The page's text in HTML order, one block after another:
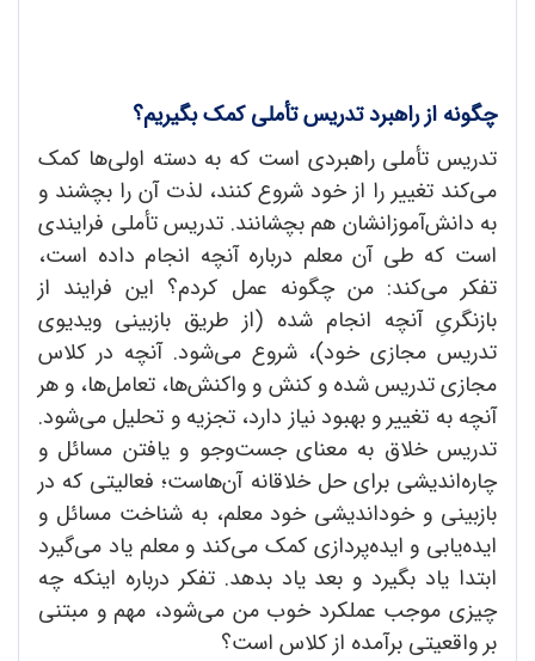
چگونه از راهبرد تدریس تأملی کمک بگیریم؟
تدریس تأملی راهبردی است که به دسته اولی‌ها کمک
می‌کند تغییر را از خود شروع کنند، لذت آن را بچشند و
به دانش‌آموزانشان هم بچشانند. تدریس تأملی فرایندی
است که طی آن معلم درباره آنچه انجام داده ‌است،
تفکر می‌کند: من چگونه عمل کردم؟ این فرایند از
بازنگریِ آنچه انجام ‌شده (از طریق بازبینی ویدیوی
تدریس مجازی خود)، شروع می‌شود. آنچه در کلاس
مجازی تدریس شده و کنش و واکنش‌ها، تعامل‌ها، و هر
آنچه به تغییر و بهبود نیاز دارد، تجزیه و تحلیل می‌شود.
تدریس خلاق به معنای جست‌وجو و یافتن مسائل و
چاره‌اندیشی برای حل خلاقانه آن‌هاست؛ فعالیتی که در
بازبینی و خوداندیشی خود معلم، به شناخت مسائل و
ایده‌یابی و ایده‌پردازی کمک می‌کند و معلم یاد می‌گیرد
ابتدا یاد بگیرد و بعد یاد بدهد. تفکر درباره اینکه چه
چیزی موجب عملکرد خوب من می‌شود، مهم و مبتنی
بر واقعیتی برآمده از کلاس است؟